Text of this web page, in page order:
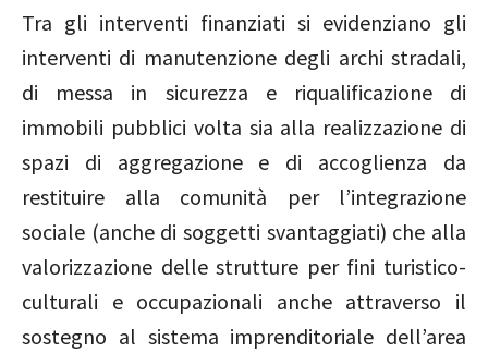
Tra gli interventi finanziati si evidenziano gli
interventi di manutenzione degli archi stradali,
di messa in sicurezza e riqualificazione di
immobili pubblici volta sia alla realizzazione di
spazi di aggregazione e di accoglienza da
restituire alla comunità per l’integrazione
sociale (anche di soggetti svantaggiati) che alla
valorizzazione delle strutture per fini turistico-
culturali e occupazionali anche attraverso il
sostegno al sistema imprenditoriale dell’area